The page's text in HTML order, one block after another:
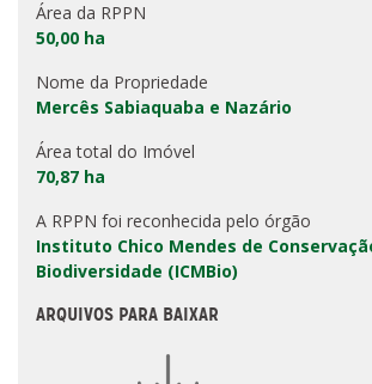
Área da RPPN
50,00 ha
Nome da Propriedade
Mercês Sabiaquaba e Nazário
Área total do Imóvel
70,87 ha
A RPPN foi reconhecida pelo órgão
Instituto Chico Mendes de
Biodiversidade (ICMBio)
ARQUIVOS PARA BAIXAR